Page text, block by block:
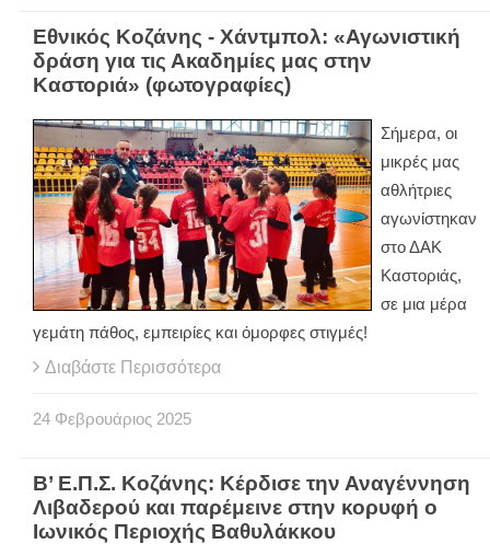
Εθνικός Κοζάνης - Χάντμπολ: «Αγωνιστική
δράση για τις Ακαδημίες μας στην
Καστοριά» (φωτογραφίες)
Σήμερα, οι
μικρές μας
αθλήτριες
αγωνίστηκαν
στο ΔΑΚ
Καστοριάς,
σε μια μέρα
γεμάτη πάθος, εμπειρίες και όμορφες στιγμές!
Διαβάστε Περισσότερα
24 Φεβρουάριος 2025
Β’ Ε.Π.Σ. Κοζάνης: Κέρδισε την Αναγέννηση
Λιβαδερού και παρέμεινε στην κορυφή ο
Ιωνικός Περιοχής Βαθυλάκκου